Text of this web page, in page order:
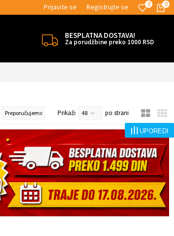
MOGUĆNOST BESPLATNE ISPORUKE! 0
0
Prijavite se Registrujte se
BESPLATNA DOSTAVA!
Za porudžbine preko 1000 RSD
UPOREDI
Prikaži po strani